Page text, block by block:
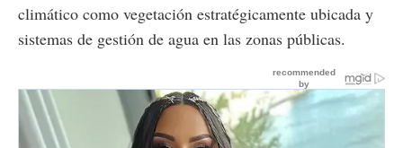
climático como vegetación estratégicamente ubicada y
sistemas de gestión de agua en las zonas públicas.